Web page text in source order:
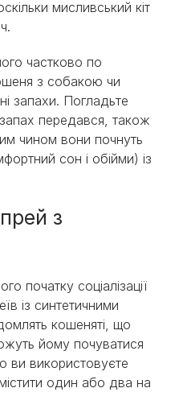
мисливський кіт
частково по
з собакою чи
запахи. Погладьте
передався, також
чином вони почнуть
сон і обійми) із
з
початку соціалізації
із синтетичними
кошеняті, що
йому почуватися
ви використовуєте
один або два на